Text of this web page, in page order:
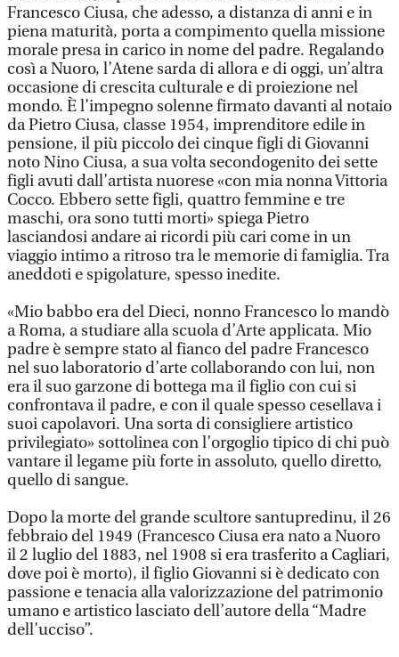
Francesco Ciusa, che adesso, a distanza di anni e in
piena maturità, porta a compimento quella missione
morale presa in carico in nome del padre. Regalando
così a Nuoro, l’Atene sarda di allora e di oggi, un’altra
occasione di crescita culturale e di proiezione nel
mondo. È l’impegno solenne firmato davanti al notaio
da Pietro Ciusa, classe 1954, imprenditore edile in
pensione, il più piccolo dei cinque figli di Giovanni
noto Nino Ciusa, a sua volta secondogenito dei sette
figli avuti dall’artista nuorese «con mia nonna Vittoria
Cocco. Ebbero sette figli, quattro femmine e tre
maschi, ora sono tutti morti» spiega Pietro
lasciandosi andare ai ricordi più cari come in un
viaggio intimo a ritroso tra le memorie di famiglia. Tra
aneddoti e spigolature, spesso inedite.
«Mio babbo era del Dieci, nonno Francesco lo mandò
a Roma, a studiare alla scuola d’Arte applicata. Mio
padre è sempre stato al fianco del padre Francesco
nel suo laboratorio d’arte collaborando con lui, non
era il suo garzone di bottega ma il figlio con cui si
confrontava il padre, e con il quale spesso cesellava i
suoi capolavori. Una sorta di consigliere artistico
privilegiato» sottolinea con l’orgoglio tipico di chi può
vantare il legame più forte in assoluto, quello diretto,
quello di sangue.
Dopo la morte del grande scultore santupredinu, il 26
febbraio del 1949 (Francesco Ciusa era nato a Nuoro
il 2 luglio del 1883, nel 1908 si era trasferito a Cagliari,
dove poi è morto), il figlio Giovanni si è dedicato con
passione e tenacia alla valorizzazione del patrimonio
umano e artistico lasciato dell’autore della “Madre
dell’ucciso”.